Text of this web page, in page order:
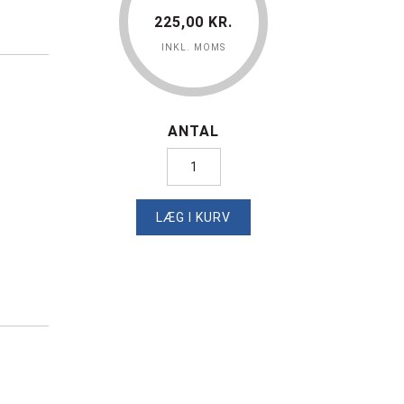
225,00 KR.
INKL. MOMS
ANTAL
LÆG I KURV